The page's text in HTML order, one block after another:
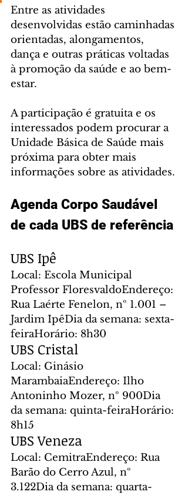
Entre as atividades
desenvolvidas estão caminhadas
orientadas, alongamentos,
dança e outras práticas voltadas
à promoção da saúde e ao bem-
estar.
A participação é gratuita e os
interessados podem procurar a
Unidade Básica de Saúde mais
próxima para obter mais
informações sobre as atividades.
Agenda Corpo Saudável
de cada UBS de referência
UBS Ipê
Local: Escola Municipal
Professor FloresvaldoEndereço:
Rua Laérte Fenelon, nº 1.001 –
Jardim IpêDia da semana: sexta-
feiraHorário: 8h30
UBS Cristal
Local: Ginásio
MarambaiaEndereço: Ilho
Antoninho Mozer, nº 900Dia
da semana: quinta-feiraHorário:
8h15
UBS Veneza
Local: CemitraEndereço: Rua
Barão do Cerro Azul, nº
3.122Dia da semana: quarta-